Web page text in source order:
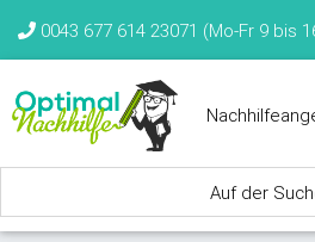
0043 677 614 23071 (Mo-Fr 9 bis
Auf der